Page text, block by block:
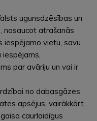
ugunsdzēsības un
nosaucot atrašanās
iespējamo vietu, savu
iespējams,
par avāriju un vai ir
no dabasgāzes
apsējus, vairākkārt
caurlaidīgus